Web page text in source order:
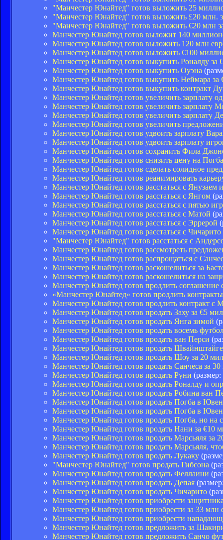
"Манчестер Юнайтед" готов выложить 25
"Манчестер Юнайтед" готов выложить £20 млн.
"Манчестер Юнайтед" готов выложить €20 млн
Манчестер Юнайтед готов выложит 140
Манчестер Юнайтед готов выложить 120 млн
Манчестер Юнайтед готов выложить €100
Манчестер Юнайтед готов выкупить Роналду за
Манчестер Юнайтед готов выкупить Оуэна
Манчестер Юнайтед готов выкупить Неймара за
Манчестер Юнайтед готов выкупить контракт
Манчестер Юнайтед готов увеличить зарплату
Манчестер Юнайтед готов увеличить зарплату
Манчестер Юнайтед готов увеличить зарплату
Манчестер Юнайтед готов увеличить
Манчестер Юнайтед готов удвоить зарплату
Манчестер Юнайтед готов удвоить зарплату
Манчестер Юнайтед готов сохранить Фила
Манчестер Юнайтед готов снизить цену на Погба
Манчестер Юнайтед готов сделать солидное
Манчестер Юнайтед готов реанимировать
Манчестер Юнайтед готов расстаться с Янузаем
Манчестер Юнайтед готов расстаться с Янгом
Манчестер Юнайтед готов расстаться с пятью
Манчестер Юнайтед готов расстаться с Матой
Манчестер Юнайтед готов расстаться с Эррерой
Манчестер Юнайтед готов расстаться с Чичарито
"Манчестер Юнайтед" готов расстаться с
Манчестер Юнайтед готов рассмотреть
Манчестер Юнайтед готов распрощаться с
Манчестер Юнайтед готов раскошелиться за
Манчестер Юнайтед готов раскошелиться на
Манчестер Юнайтед готов продлить
«Манчестер Юнайтед» готов продлить
Манчестер Юнайтед готов продлить контракт с
Манчестер Юнайтед готов продать Заху за €5
Манчестер Юнайтед готов продать Янга зимой
Манчестер Юнайтед готов продать восемь
Манчестер Юнайтед готов продать ван Перси
Манчестер Юнайтед готов продать
Манчестер Юнайтед готов продать Шоу за 20
Манчестер Юнайтед готов продать Санчеса за
Манчестер Юнайтед готов продать Руни
Манчестер Юнайтед готов продать Роналду и
Манчестер Юнайтед готов продать Робина ван
Манчестер Юнайтед готов продать Погба в
Манчестер Юнайтед готов продать Погба в
Манчестер Юнайтед готов продать Погба, но на
Манчестер Юнайтед готов продать Нани за €10
Манчестер Юнайтед готов продать Марсьяля за
Манчестер Юнайтед готов продать Марсьяля,
Манчестер Юнайтед готов продать Лукаку
"Манчестер Юнайтед" готов продать Гибсона
Манчестер Юнайтед готов продать Феллаини
Манчестер Юнайтед готов продать Депая
Манчестер Юнайтед готов продать Чичарито
Манчестер Юнайтед готов приобрести
Манчестер Юнайтед готов приобрести за 33
Манчестер Юнайтед готов приобрести
Манчестер Юнайтед готов предложить за
Манчестер Юнайтед готов предложить Санчо